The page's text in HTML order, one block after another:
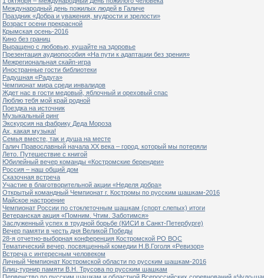
Международный день пожилых людей в Галиче
Праздник «Добра и уважения, мудрости и зрелости»
Возраст осени прекрасной
Крымская осень-2016
Кино без границ
Выращено с любовью, кушайте на здоровье
Презентация аудиопособия «На пути к адаптации без зрения»
Межрегиональная скайп-игра
Иностранные гости библиотеки
Радушная «Радуга»
Чемпионат мира среди инвалидов
Ждет нас в гости медовый, яблочный и ореховый спас
Люблю тебя мой край родной
Поездка на источник
Музыкальный ринг
Экскурсия на фабрику Деда Мороза
Ах, какая музыка!
Семья вместе, так и душа на месте
Галич Православный начала ХХ века – город, который мы потеряли
Лето. Путешествие с книгой
Юбилейный вечер команды «Костромские берендеи»
Россия – наш общий дом
Сказочная встреча
Участие в благотворительной акции «Неделя добра»
Открытый командный Чемпионат г. Костромы по русским шашкам-2016
Майское настроение
Чемпионат России по стоклеточным шашкам (спорт слепых) итоги
Ветеранская акция «Помним. Чтим. Заботимся»
Заслуженный успех в трудной борьбе (КИСИ в Санкт-Петербурге)
Вечер памяти в честь дня Великой Победы
28-я отчетно-выборная конференция Костромской РО ВОС
Тематический вечер, посвященный комедии Н.В.Гоголя «Ревизор»
Встреча с интересным человеком
Личный Чемпионат Костромской области по русским шашкам-2016
Блиц-турнир памяти В.Н. Трусова по русским шашкам